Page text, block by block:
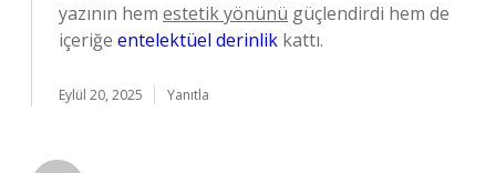
yazının hem estetik yönünü güçlendirdi hem de
içeriğe entelektüel derinlik kattı.
Eylül 20, 2025 Yanıtla